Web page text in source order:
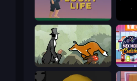
Lucky Life
The Illusionist's Dream Max